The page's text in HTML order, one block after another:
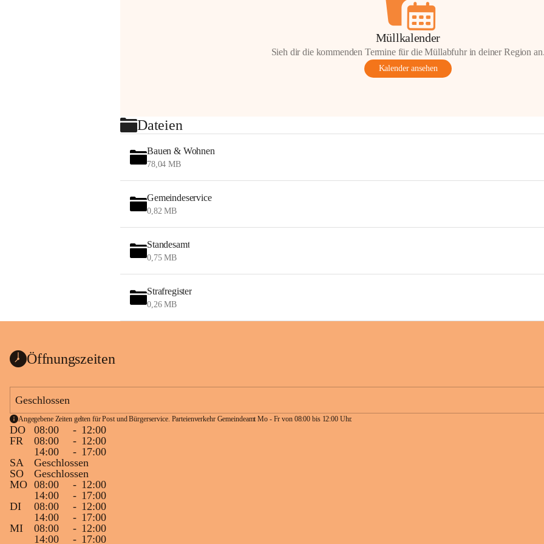
Müllkalender
Sieh dir die kommenden Termine für die Müllabfuhr in deiner Region
Kalender ansehen
Dateien
Bauen & Wohnen
78,04 MB
Gemeindeservice
0,82 MB
Standesamt
0,75 MB
Strafregister
0,26 MB
Öffnungszeiten
Geschlossen
Angegebene Zeiten gelten für Post und Bürgerservice. Parteienverkehr Gemeindeamt Mo - Fr von 08:00 bis 12:00 Uhr.
DO 08:00 - 12:00
FR
08:00 - 12:00
14:00
- 17:00
SA
Geschlossen
SO
Geschlossen
MO 08:00 - 12:00
14:00
- 17:00
DI
08:00 - 12:00
14:00
- 17:00
MI
08:00 - 12:00
14:00
- 17:00